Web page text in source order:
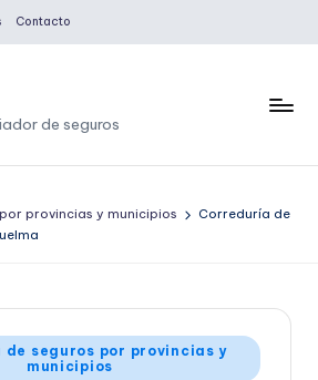
Contacto
de seguros
provincias y municipios
Correduría de
de seguros por provincias y
municipios